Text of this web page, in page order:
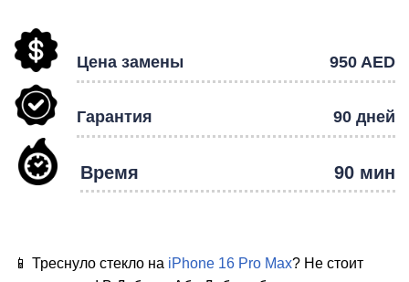
Цена замены 950 AED
Гарантия 90 дней
Время 90 мин
📱 Треснуло стекло на iPhone 16 Pro Max? Не стоит